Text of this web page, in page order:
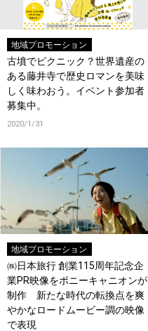
地域プロモーション
古墳でピクニック？世界遺産の
ある藤井寺で歴史ロマンを美味
しく味わおう。イベント参加者
募集中。
2020/1/31
地域プロモーション
㈱日本旅行 創業115周年記念企
業PR映像をポニーキャニオンが
制作 新たな時代の転換点を爽
やかなロードムービー調の映像
で表現